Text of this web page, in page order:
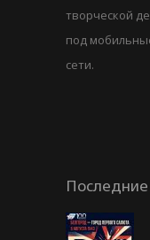
творческой
под
сети.
Последние